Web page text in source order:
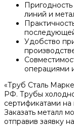
Пригодность
линий и
Удобство
операциями
«Труб Сталь
РФ. Трубы
сертификатами на
Заказать металл
отправив заявку